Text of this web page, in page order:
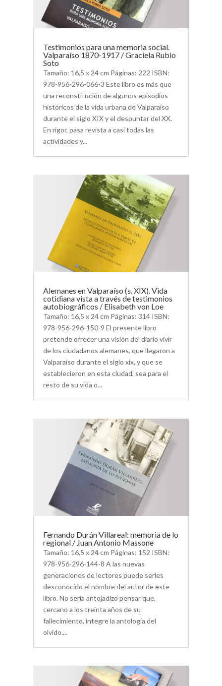
Testimonios para una memoria social.
Valparaíso 1870-1917 / Graciela Rubio
Soto
Tamaño: 16,5 x 24 cm Páginas: 222 ISBN:
978-956-296-066-3 Este libro es más que
una reconstitución de algunos episodios
históricos de la vida urbana de Valparaíso
durante el siglo XIX y el despuntar del XX.
En rigor, pasa revista a casi todas las
actividades y...
Alemanes en Valparaíso (s. XIX). Vida
cotidiana vista a través de testimonios
autobiográficos / Elisabeth von Loe
Tamaño: 16,5 x 24 cm Páginas: 314 ISBN:
978-956-296-150-9 El presente libro
pretende ofrecer una visión del diario vivir
de los ciudadanos alemanes, que llegaron a
Valparaíso durante el siglo xix, y que se
establecieron en esta ciudad, sea para el
resto de su vida o...
Fernando Durán Villareal: memoria de lo
regional / Juan Antonio Massone
Tamaño: 16,5 x 24 cm Páginas: 152 ISBN:
978-956-296-144-8 A las nuevas
generaciones de lectores puede serles
desconocido el nombre del autor de este
libro. No sería antojadizo pensar que,
cercano a los treinta años de su
fallecimiento, integre la antología del
olvido....